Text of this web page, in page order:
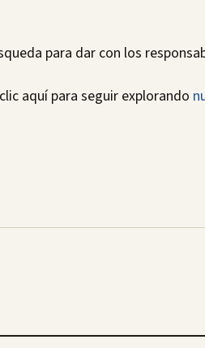
para dar con los
aquí para seguir explorando